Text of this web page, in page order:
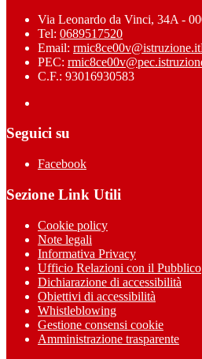
Via Leonardo da Vinci, 34A -
Tel: 0689517520
Email: rmic8ce00v@istruzione.it
PEC:
C.F.: 93016930583
Seguici su
Facebook
Sezione Link Utili
Cookie policy
Note legali
Informativa Privacy
Ufficio Relazioni con il Pubblico
Dichiarazione di accessibilità
Obiettivi di accessibilità
Whistleblowing
Gestione consensi cookie
Amministrazione trasparente